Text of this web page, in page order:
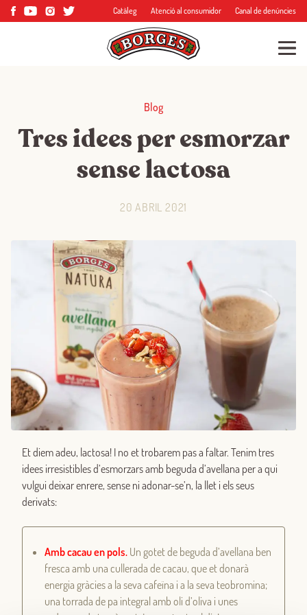
Catàleg Atenció al consumidor Canal de denúncies
Blog
Tres idees per esmorzar
sense lactosa
20 ABRIL 2021
Et diem adeu, lactosa! I no et trobarem pas a faltar. Tenim tres
idees irresistibles d’esmorzars amb beguda d’avellana per a qui
vulgui deixar enrere, sense ni adonar-se’n, la llet i els seus
derivats:
Amb cacau en pols. Un gotet de beguda d’avellana ben
fresca amb una cullerada de cacau, que et donarà
energia gràcies a la seva cafeïna i a la seva teobromina;
una torrada de pa integral amb oli d’oliva i unes